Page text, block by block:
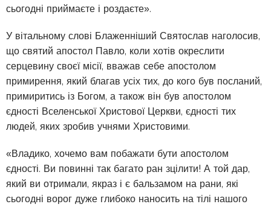
сьогодні приймаєте і роздаєте».
У вітальному слові Блаженніший Святослав наголосив,
що святий апостол Павло, коли хотів окреслити
серцевину своєї місії, вважав себе апостолом
примирення, який благав усіх тих, до кого був посланий,
примиритись із Богом, а також він був апостолом
єдності Вселенської Христової Церкви, єдності тих
людей, яких зробив учнями Христовими.
«Владико, хочемо вам побажати бути апостолом
єдності. Ви повинні так багато ран зцілити! А той дар,
який ви отримали, якраз і є бальзамом на рани, які
сьогодні ворог дуже глибоко наносить на тілі нашого